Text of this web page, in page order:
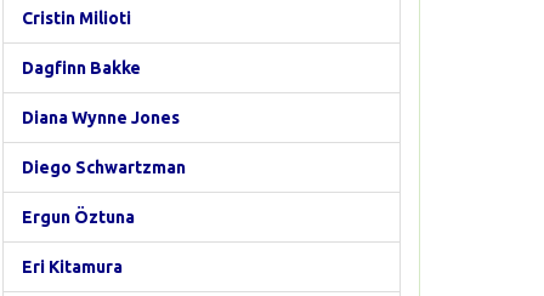
Cristin Milioti
Dagfinn Bakke
Diana Wynne Jones
Diego Schwartzman
Ergun Öztuna
Eri Kitamura